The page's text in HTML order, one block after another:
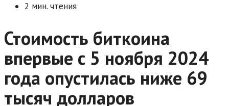
2 мин. чтения
Стоимость биткоина
впервые с 5 ноября 2024
года опустилась ниже 69
тысяч долларов